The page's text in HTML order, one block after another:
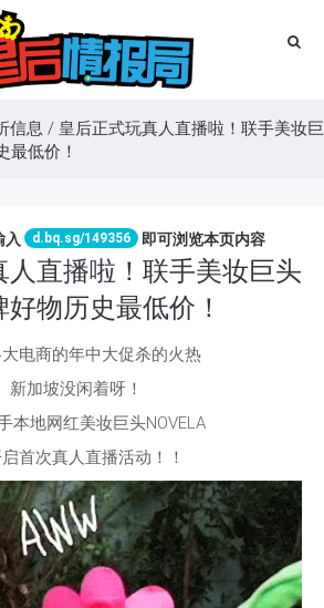
信息 / 皇后正式玩真人直播啦！联手美妆巨
最低价！
入 d.bq.sg/149356 即可浏览本页内容
人直播啦！联手美妆巨头
物历史最低价！
电商的年中大促杀的火热
新加坡没闲着呀！
本地网红美妆巨头NOVELA
首次真人直播活动！！